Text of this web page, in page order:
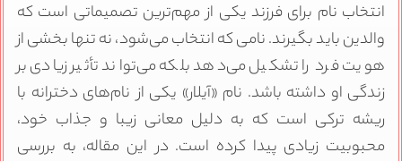
انتخاب نام برای فرزند یکی از مهم‌ترین تصمیماتی است که
والدین باید بگیرند. نامی که انتخاب می‌شود، نه تنها بخشی از
هویت فرد را تشکیل می‌دهد بلکه می‌تواند تأثیر زیادی بر
زندگی او داشته باشد. نام «آیلار» یکی از نام‌های دخترانه با
ریشه ترکی است که به دلیل معانی زیبا و جذاب خود،
محبوبیت زیادی پیدا کرده است. در این مقاله، به بررسی